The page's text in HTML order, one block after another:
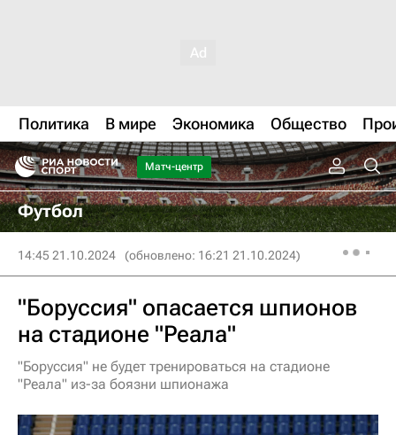
Политика В мире Экономика Общество
Матч-центр
Футбол
14:45 21.10.2024 (обновлено: 16:21 21.10.2024)
"Боруссия" опасается шпионов
на стадионе "Реала"
"Боруссия" не будет тренироваться на стадионе
"Реала" из-за боязни шпионажа